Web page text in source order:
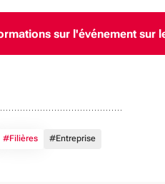
sur l'événement sur
(S'ouvre
#Filières #Entreprise